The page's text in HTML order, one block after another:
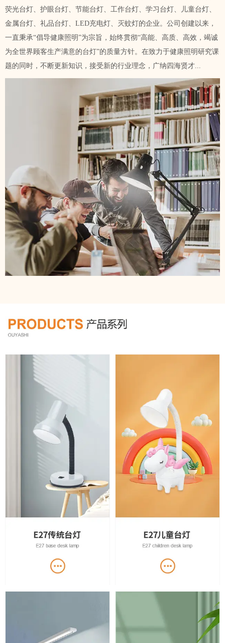
荧光台灯、护眼台灯、节能台灯、工作台灯、学习台灯、儿童台灯、
金属台灯、礼品台灯、LED充电灯、灭蚊灯的企业。公司创建以来，
一直秉承“倡导健康照明”为宗旨，始终贯彻“高能、高质、高效，竭诚
为全世界顾客生产满意的台灯”的质量方针。在致力于健康照明研究课
题的同时，不断更新知识，接受新的行业理念，广纳四海贤才...